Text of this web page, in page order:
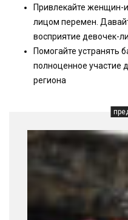
Привлекайте женщин-
лицом перемен.
восприятие девочек-
Помогайте устранять
полноценное участие
региона